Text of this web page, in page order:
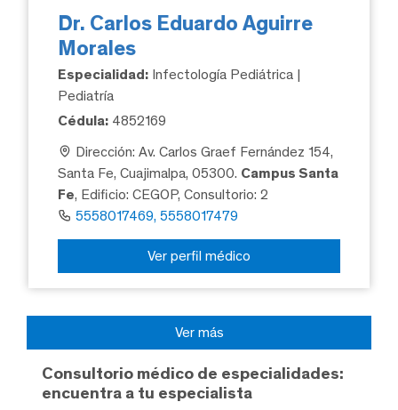
Dr. Carlos Eduardo Aguirre
Morales
Especialidad: Infectología Pediátrica |
Pediatría
Cédula: 4852169
Dirección: Av. Carlos Graef Fernández 154,
Santa Fe, Cuajimalpa, 05300. Campus Santa
Fe, Edificio: CEGOP, Consultorio: 2
5558017469, 5558017479
Ver perfil médico
Ver más
Consultorio médico de especialidades:
encuentra a tu especialista